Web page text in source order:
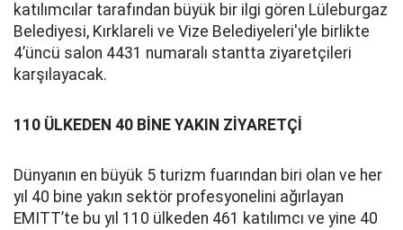
katılımcılar tarafından büyük bir ilgi gören Lüleburgaz
Belediyesi, Kırklareli ve Vize Belediyeleri'yle birlikte
4’üncü salon 4431 numaralı stantta ziyaretçileri
karşılayacak.
110 ÜLKEDEN 40 BİNE YAKIN ZİYARETÇİ
Dünyanın en büyük 5 turizm fuarından biri olan ve her
yıl 40 bine yakın sektör profesyonelini ağırlayan
EMITT’te bu yıl 110 ülkeden 461 katılımcı ve yine 40